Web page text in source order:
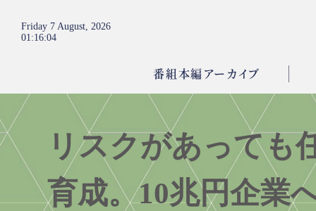
番組本編アーカイブ
Friday 7 August, 2026
01:16:05
リスクがあっても
育成。10兆円企業